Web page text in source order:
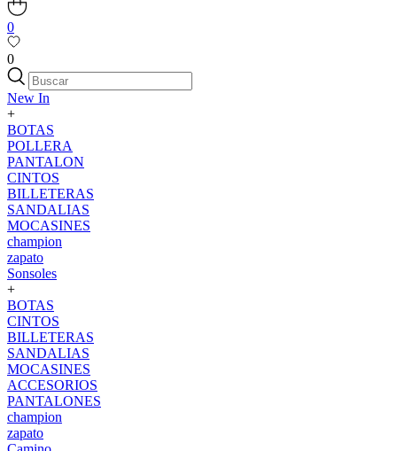
0
0
New In
+
BOTAS
POLLERA
PANTALON
CINTOS
BILLETERAS
SANDALIAS
MOCASINES
champion
zapato
Sonsoles
+
BOTAS
CINTOS
BILLETERAS
SANDALIAS
MOCASINES
ACCESORIOS
PANTALONES
champion
zapato